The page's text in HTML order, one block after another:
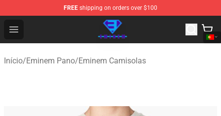
FREE shipping on orders over $100
Open menu
Eminem Store - Official Eminem Merchandise Shop
Início/Eminem Pano/Eminem Camisolas